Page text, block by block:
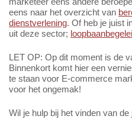
eens naar het overzicht van
dienstverlening. Of heb je juist
uit deze sector;
LET OP: Op dit moment is de
Binnenkort komt hier een
te staan voor E-commerce
voor het ongemak!
Wil je hulp bij het vinden van